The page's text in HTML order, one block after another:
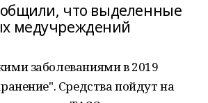
что выделенные
медучреждений
заболеваниями в 2019
Средства пойдут на